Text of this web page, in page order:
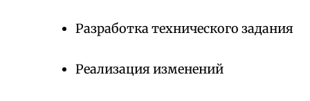
Разработка технического задания
Реализация изменений